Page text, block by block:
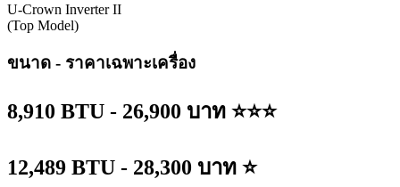
U-Crown Inverter II
(Top Model)
ขนาด - ราคาเฉพาะเครื่อง
8,910 BTU - 26,900 บาท ⭐⭐⭐
12,489 BTU - 28,300 บาท ⭐